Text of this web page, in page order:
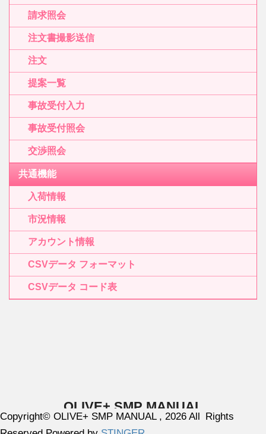
請求照会
注文書撮影送信
注文
提案一覧
事故受付入力
事故受付照会
交渉照会
共通機能
入荷情報
市況情報
アカウント情報
CSVデータ フォーマット
CSVデータ コード表
OLIVE+ SMP MANUAL
Copyright© OTA Floriculture Auction Co., Ltd. All Right Reserved.
Copyright© OLIVE+ SMP MANUAL , 2026 All Rights